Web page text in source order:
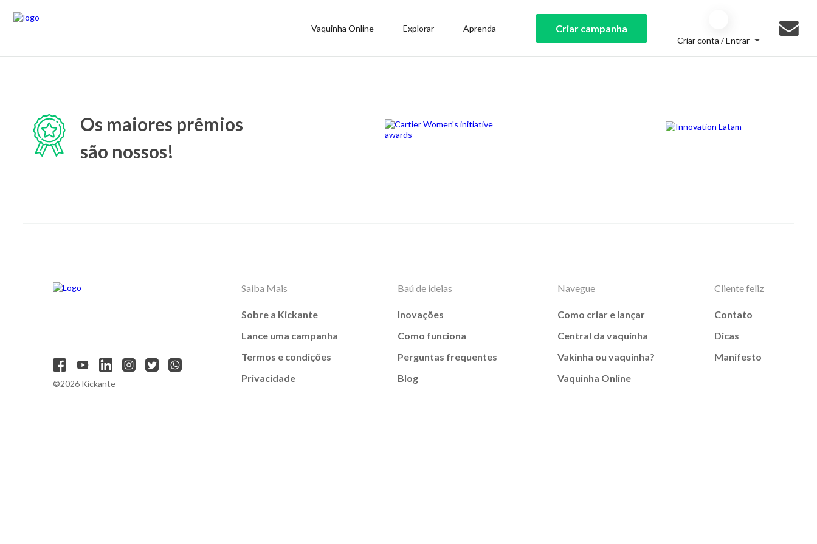
Vaquinha Online Explorar Aprenda Criar campanha
Criar conta / Entrar
Os maiores prêmios
são nossos!
©2026 Kickante
Saiba Mais
Sobre a Kickante
Lance uma campanha
Termos e condições
Privacidade
Baú de ideias
Inovações
Como funciona
Perguntas frequentes
Blog
Navegue
Como criar e lançar
Central da vaquinha
Vakinha ou vaquinha?
Vaquinha Online
Cliente feliz
Contato
Dicas
Manifesto